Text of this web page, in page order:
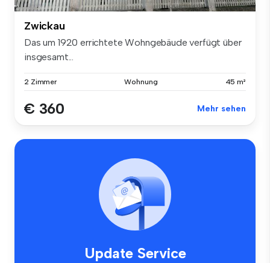
Zwickau
Das um 1920 errichtete Wohngebäude verfügt über
insgesamt...
2 Zimmer Wohnung 45 m²
€ 360 Mehr sehen
Update Service